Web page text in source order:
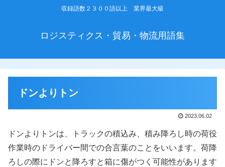
収録語数２３００語以上 業界最大級
ロジスティクス・貿易・物流用語集
ドンよりトン
2023.06.02
ドンよりトンは、トラックの積込み、積み降ろし時の荷役
作業時のドライバー間での合言葉のことをいいます。荷降
ろしの際にドンと降ろすと箱に傷がつく可能性があります